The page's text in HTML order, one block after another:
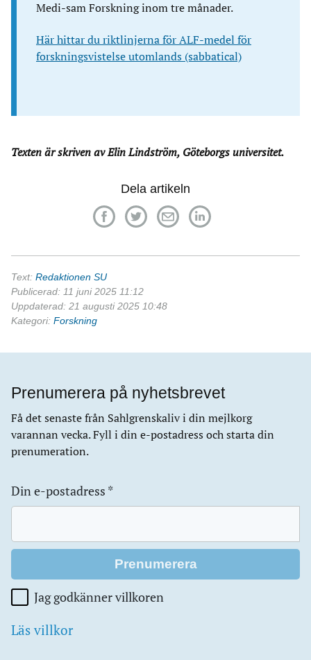
Medi-sam Forskning inom tre månader.
Här hittar du riktlinjerna för ALF-medel för
forskningsvistelse utomlands (sabbatical)
Texten är skriven av Elin Lindström, Göteborgs universitet.
Dela artikeln
Text: Redaktionen SU
Publicerad: 11 juni 2025 11:12
Uppdaterad: 21 augusti 2025 10:48
Kategori: Forskning
Prenumerera på nyhetsbrevet
Få det senaste från Sahlgrenskaliv i din mejlkorg
varannan vecka. Fyll i din e-postadress och starta din
prenumeration.
Din e-postadress *
Jag godkänner villkoren
Läs villkor